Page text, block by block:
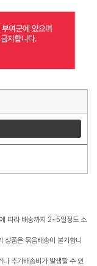
따라 배송까지 2~5일정도 소
상품은 묶음배송이 불가합니
추가배송비가 발생할 수 있